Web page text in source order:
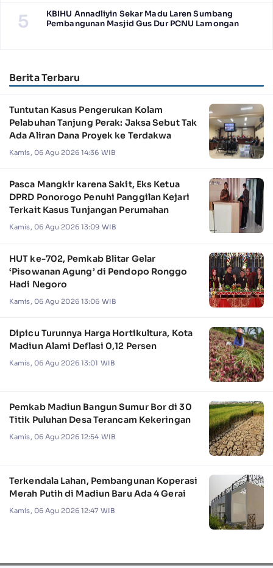
5
KBIHU Annadliyin Sekar Madu Laren Sumbang
Pembangunan Masjid Gus Dur PCNU Lamongan
Berita Terbaru
Tuntutan Kasus Pengerukan Kolam
Pelabuhan Tanjung Perak: Jaksa Sebut Tak
Ada Aliran Dana Proyek ke Terdakwa
Kamis, 06 Agu 2026 14:36 WIB
Pasca Mangkir karena Sakit, Eks Ketua
DPRD Ponorogo Penuhi Panggilan Kejari
Terkait Kasus Tunjangan Perumahan
Kamis, 06 Agu 2026 13:09 WIB
HUT ke-702, Pemkab Blitar Gelar
‘Pisowanan Agung’ di Pendopo Ronggo
Hadi Negoro
Kamis, 06 Agu 2026 13:06 WIB
Dipicu Turunnya Harga Hortikultura, Kota
Madiun Alami Deflasi 0,12 Persen
Kamis, 06 Agu 2026 13:01 WIB
Pemkab Madiun Bangun Sumur Bor di 30
Titik Puluhan Desa Terancam Kekeringan
Kamis, 06 Agu 2026 12:54 WIB
Terkendala Lahan, Pembangunan Koperasi
Merah Putih di Madiun Baru Ada 4 Gerai
Kamis, 06 Agu 2026 12:47 WIB